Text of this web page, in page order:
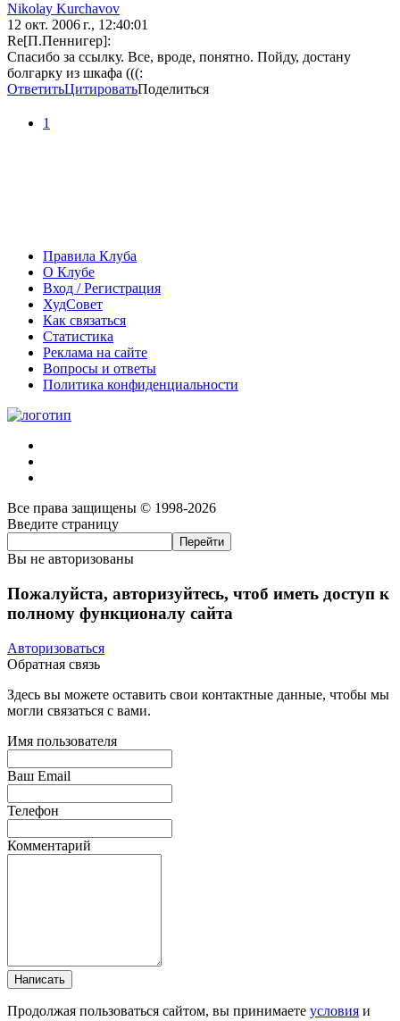
Nikolay Kurchavov
12 окт. 2006 г., 12:40:01
Re[П.Пеннигер]:
Спасибо за ссылку. Все, вроде, понятно. Пойду, достану
болгарку из шкафа (((:
ОтветитьЦитироватьПоделиться
1
Правила Клуба
О Клубе
Вход / Регистрация
ХудСовет
Как связаться
Статистика
Реклама на сайте
Вопросы и ответы
Политика конфиденциальности
Все права защищены © 1998-2026
Введите страницу
Вы не авторизованы
Пожалуйста, авторизуйтесь, чтоб иметь доступ к
полному функционалу сайта
Авторизоваться
Обратная связь
Здесь вы можете оставить свои контактные данные, чтобы мы
могли связаться с вами.
Имя пользователя
Ваш Email
Телефон
Комментарий
Написать
Продолжая пользоваться сайтом, вы принимаете условия и